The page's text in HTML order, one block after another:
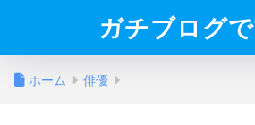
ガチブログ
ホーム 俳優